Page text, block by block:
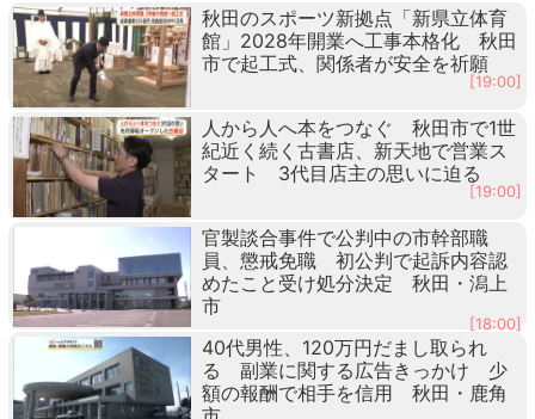
秋田のスポーツ新拠点「新県立体育
館」2028年開業へ工事本格化 秋田
市で起工式、関係者が安全を祈願
[19:00]
人から人へ本をつなぐ 秋田市で1世
紀近く続く古書店、新天地で営業ス
タート 3代目店主の思いに迫る
[19:00]
官製談合事件で公判中の市幹部職
員、懲戒免職 初公判で起訴内容認
めたこと受け処分決定 秋田・潟上
市
[18:00]
40代男性、120万円だまし取られ
る 副業に関する広告きっかけ 少
額の報酬で相手を信用 秋田・鹿角